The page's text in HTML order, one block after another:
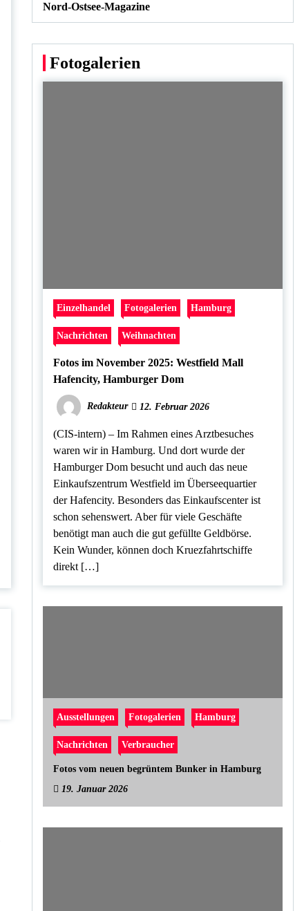
Nord-Ostsee-Magazine
Fotogalerien
Einzelhandel Fotogalerien Hamburg
Nachrichten Weihnachten
Fotos im November 2025: Westfield Mall
Hafencity, Hamburger Dom
Redakteur 12. Februar 2026
(CIS-intern) – Im Rahmen eines Arztbesuches
waren wir in Hamburg. Und dort wurde der
Hamburger Dom besucht und auch das neue
Einkaufszentrum Westfield im Überseequartier
der Hafencity. Besonders das Einkaufscenter ist
schon sehenswert. Aber für viele Geschäfte
benötigt man auch die gut gefüllte Geldbörse.
Kein Wunder, können doch Kruezfahrtschiffe
direkt […]
Ausstellungen Fotogalerien Hamburg
Nachrichten Verbraucher
Fotos vom neuen begrüntem Bunker in Hamburg
19. Januar 2026